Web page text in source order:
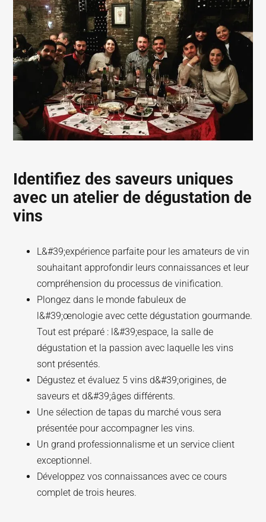
Identifiez des saveurs uniques
avec un atelier de dégustation de
vins
L&#39;expérience parfaite pour les amateurs de vin
souhaitant approfondir leurs connaissances et leur
compréhension du processus de vinification.
Plongez dans le monde fabuleux de
l&#39;œnologie avec cette dégustation gourmande.
Tout est préparé : l&#39;espace, la salle de
dégustation et la passion avec laquelle les vins
sont présentés.
Dégustez et évaluez 5 vins d&#39;origines, de
saveurs et d&#39;âges différents.
Une sélection de tapas du marché vous sera
présentée pour accompagner les vins.
Un grand professionnalisme et un service client
exceptionnel.
Développez vos connaissances avec ce cours
complet de trois heures.